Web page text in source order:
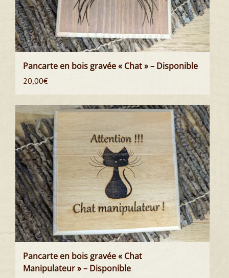
Pancarte en bois gravée « Chat » – Disponible
20,00€
Pancarte en bois gravée « Chat
Manipulateur » – Disponible